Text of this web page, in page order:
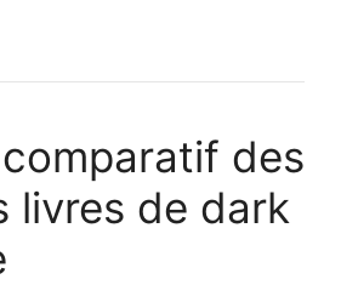
des
livres de dark